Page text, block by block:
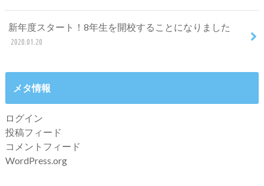
新年度スタート！8年生を開校することになりました
2020.01.20
メタ情報
ログイン
投稿フィード
コメントフィード
WordPress.org